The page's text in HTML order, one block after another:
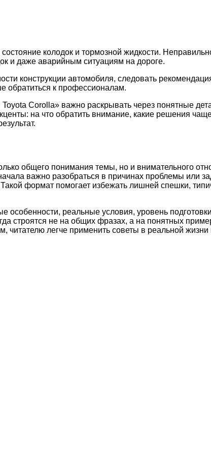
колодок и тормозной жидкости.
и даже аварийным ситуациям на дороге.
конструкции автомобиля, следовать
обратиться к профессионалам.
Corolla» важно раскрывать через понятные
на что обратить внимание, какие решения
общего понимания темы, но и внимательного
важно разобраться в причинах проблемы или
Такой формат помогает избежать лишней спешки,
особенности, реальные условия, уровень
строятся не на общих фразах, а на понятных
читателю легче применить советы в реальной